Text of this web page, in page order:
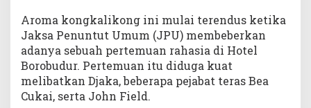
Aroma kongkalikong ini mulai terendus ketika
Jaksa Penuntut Umum (JPU) membeberkan
adanya sebuah pertemuan rahasia di Hotel
Borobudur. Pertemuan itu diduga kuat
melibatkan Djaka, beberapa pejabat teras Bea
Cukai, serta John Field.